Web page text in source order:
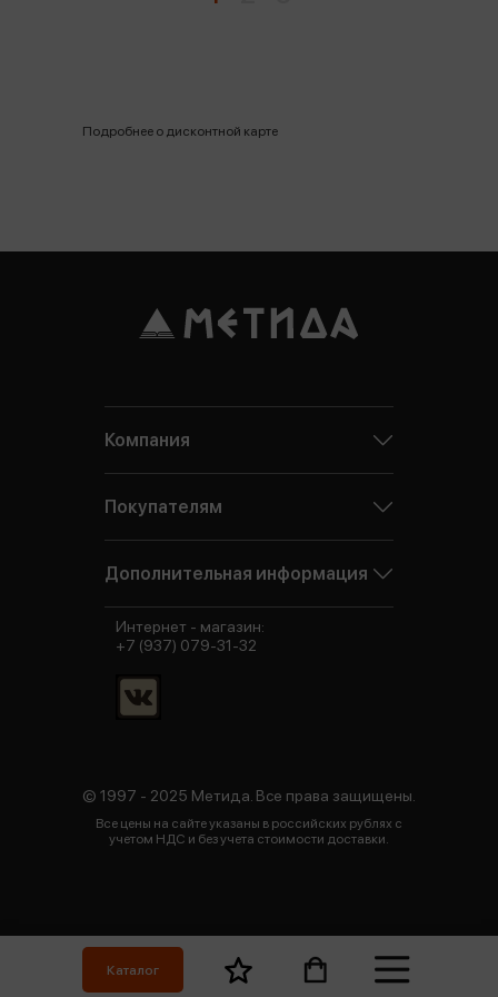
Каталог
Подробнее о дисконтной карте
Компания
Покупателям
Дополнительная информация
© 1997 - 2025 Метида. Все права защищены.
Все цены на сайте указаны в российских рублях с
учетом НДС и без учета стоимости доставки.
Интернет - магазин:
+7 (937) 079-31-32